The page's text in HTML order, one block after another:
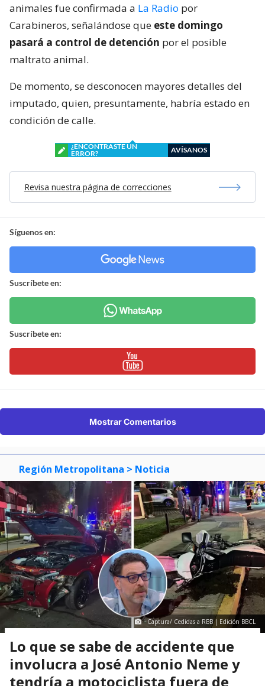
animales fue confirmada a La Radio por
Carabineros, señalándose que este domingo
pasará a control de detención por el posible
maltrato animal.
De momento, se desconocen mayores detalles del
imputado, quien, presuntamente, habría estado en
condición de calle.
¿ENCONTRASTE UN
ERROR?
AVÍSANOS
Revisa nuestra página de correcciones
Síguenos en:
Suscríbete en:
Suscríbete en:
Mostrar Comentarios
Región Metropolitana > Noticia
Captura/ Cedidas a RBB | Edición BBCL
Lo que se sabe de accidente que
involucra a José Antonio Neme y
tendría a motociclista fuera de